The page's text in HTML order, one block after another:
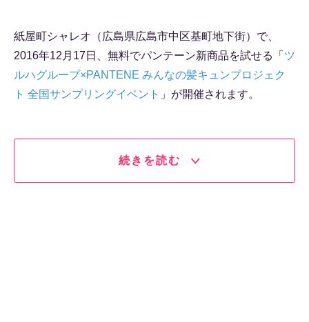
紙屋町シャレオ（広島県広島市中区基町地下街）で、
2016年12月17日、無料でパンテーン新商品を試せる「 ツ
ルハグループ×PANTENE みんなの髪キュンプロジェク
ト 全国サンプリングイベント 」が開催されます。
続きを読む